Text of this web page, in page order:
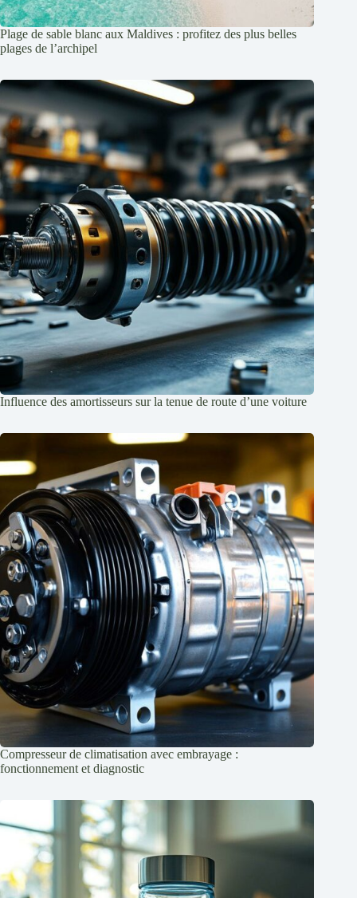
Plage de sable blanc aux Maldives : profitez des plus belles
plages de l’archipel
Influence des amortisseurs sur la tenue de route d’une voiture
Compresseur de climatisation avec embrayage :
fonctionnement et diagnostic